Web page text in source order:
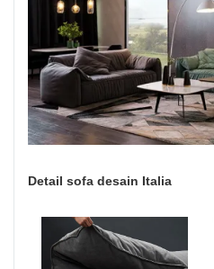
Detail sofa desain Italia